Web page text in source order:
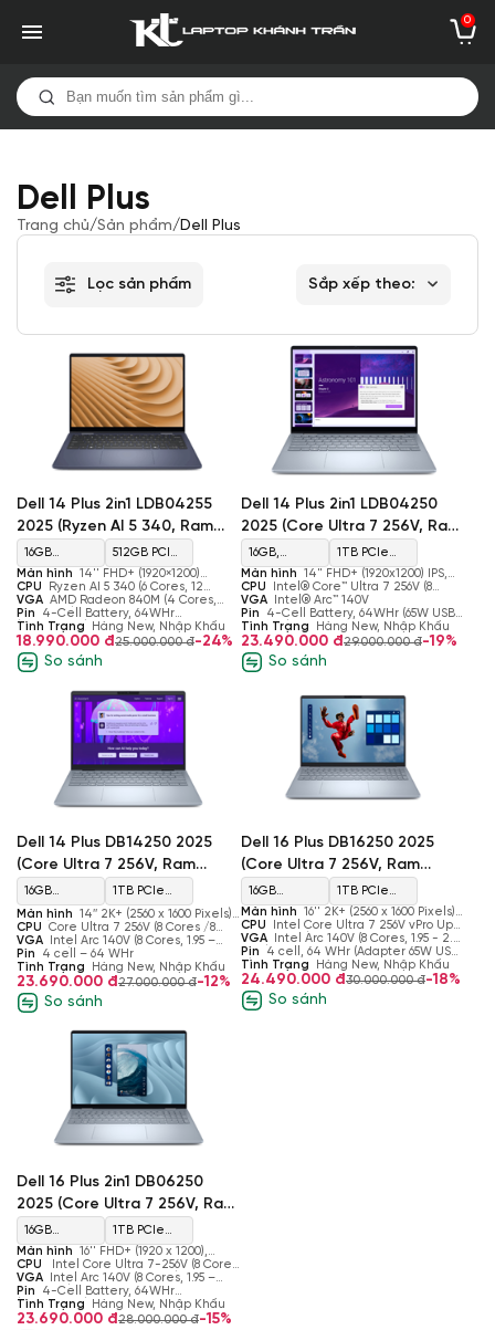
0
Dell Plus
Trang chủ/Sản phẩm/Dell Plus
Lọc sản phẩm Sắp xếp theo:
Dell 14 Plus 2in1 LDB04255
2025 (Ryzen AI 5 340, Ram
16GB, SSD 512GB, AMD
Radeon 840M, Màn 14'' FHD+
Touch)
16GB
LPDDR5x
7500 MT/s
512GB PCIe
Gen4 M.2
SSD
Màn hình 14'' FHD+ (1920×1200)
Touch, 16:10, 300nits, WVA Display with
ComfortView
CPU
Ryzen AI 5 340 (6 Cores, 12
Threads, 22 MB Cache, up to 4.8GHz
Turbo)
VGA AMD Radeon 840M (4 Cores,
2900 MHz)
Pin
4-Cell Battery, 64WHr
(Integrated)
Tình Trạng Hàng New, Nhập Khẩu
18.990.000 đ25.000.000 đ-24%
So sánh
Dell 14 Plus 2in1 LDB04250
2025 (Core Ultra 7 256V, Ram
16GB, SSD 1TB, Intel Arc
140V, Màn 14'' FHD+ Touch)
16GB,
LPDDR5X,
8533MT/s
1TB PCIe
Gen4 M.2
SSD
Màn hình 14" FHD+ (1920x1200) IPS,
Touch, 300nits WVA Display with
ComfortView, 16:10
CPU
Intel® Core™ Ultra 7 256V (8
Cores, 8 Threads, 2.2 GHz Base, 4.8
GHz Turbo, 12MB Cache)
VGA
Intel® Arc™ 140V
Pin
4-Cell Battery, 64WHr (65W USB
Type-C)
Tình Trạng Hàng New, Nhập Khẩu
23.490.000 đ29.000.000 đ-19%
So sánh
Dell 14 Plus DB14250 2025
(Core Ultra 7 256V, Ram
16GB, SSD 1TB, Intel Arc
140V, Màn 14'' 2K+)
16GB
LPDDR5x
8533MT/s
1TB PCIe
Gen4 M.2
SSD
Màn hình 14″ 2K+ (2560 x 1600 Pixels),
WVA/IPS, 60 Hz, 300 nits, Anti Glare
CPU Core Ultra 7 256V (8 Cores /8
Threads, 12MB Cache, up to 4.80
GHz)
VGA
Intel Arc 140V (8 Cores, 1.95 –
2.05 GHz)
Pin
4 cell – 64 WHr
Tình Trạng
Hàng New, Nhập Khẩu
23.690.000 đ27.000.000 đ-12%
So sánh
Dell 16 Plus DB16250 2025
(Core Ultra 7 256V, Ram
16GB, SSD 1TB, Intel Arc
140V, Màn 16'' 2K+)
16GB
LPDDR5x
8533MHz
1TB PCIe
Gen4 M.2
SSD
Màn hình 16'' 2K+ (2560 x 1600 Pixels),
IPS, 120Hz, 300 nits, 100% sRGB, Anti
glare
CPU
Intel Core Ultra 7 256V vPro Up
To 4.8GHz (8 Cores, 8 Threads, 12MB
Cache)
VGA
Intel Arc 140V (8 Cores, 1.95 - 2.05
GHz)
Pin
4 cell, 64 WHr (Adapter 65W USB-
C)
Tình Trạng Hàng New, Nhập Khẩu
24.490.000 đ30.000.000 đ-18%
So sánh
Dell 16 Plus 2in1 DB06250
2025 (Core Ultra 7 256V, Ram
16GB, SSD 1TB, Intel Arc
140V, Màn 16'' FHD+ Touch)
16GB
LPDDR5x
8533MHz
1TB PCIe
Gen4 M.2
SSD
Màn hình 16'' FHD+ (1920 x 1200),
Touch, 16:10, 300nits, WVA Display with
ComfortView
CPU
Intel Core Ultra 7-256V (8 Cores,
Upto 4.8GHz, 47 TOPS NPU)
VGA
Intel Arc 140V (8 Cores, 1.95 –
2.05 GHz)
Pin
4-Cell Battery, 64WHr
(Integrated)
Tình Trạng Hàng New, Nhập Khẩu
23.690.000 đ28.000.000 đ-15%